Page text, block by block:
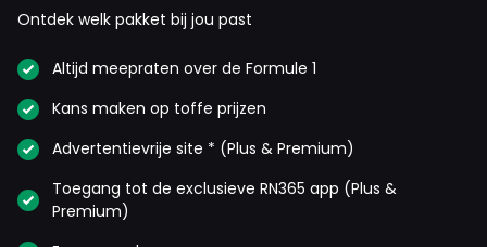
Ontdek welk pakket bij jou past
Altijd meepraten over de Formule 1
Kans maken op toffe prijzen
Advertentievrije site * (Plus & Premium)
Toegang tot de exclusieve RN365 app (Plus &
Premium)